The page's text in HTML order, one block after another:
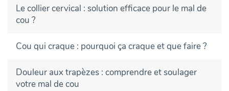
Le collier cervical : solution efficace pour le mal de
cou ?
Cou qui craque : pourquoi ça craque et que faire ?
Douleur aux trapèzes : comprendre et soulager
votre mal de cou